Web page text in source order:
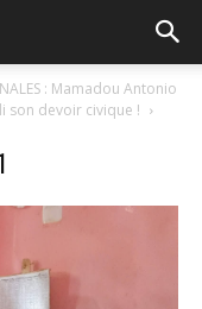
: Mamadou Antonio
son devoir civique !